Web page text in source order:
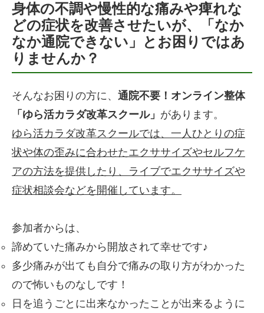
身体の不調や慢性的な痛みや痺れな
どの症状を改善させたいが、「なか
なか通院できない」とお困りではあ
りませんか？
そんなお困りの方に、 通院不要！オンライン整体
「ゆら活カラダ改革スクール」 があります。
ゆら活カラダ改革スクールでは、一人ひとりの症
状や体の歪みに合わせたエクササイズやセルフケ
アの方法を提供したり、ライブでエクササイズや
症状相談会などを開催しています。
参加者からは、
諦めていた痛みから開放されて幸せです♪
多少痛みが出ても自分で痛みの取り方がわかった
ので怖いものなしです！
日を追うごとに出来なかったことが出来るように